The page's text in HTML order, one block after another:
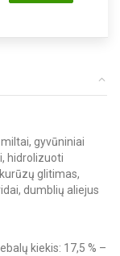
gyvūniniai
hidrolizuoti
glitimas,
dumblių aliejus
kiekis: 17,5 % –